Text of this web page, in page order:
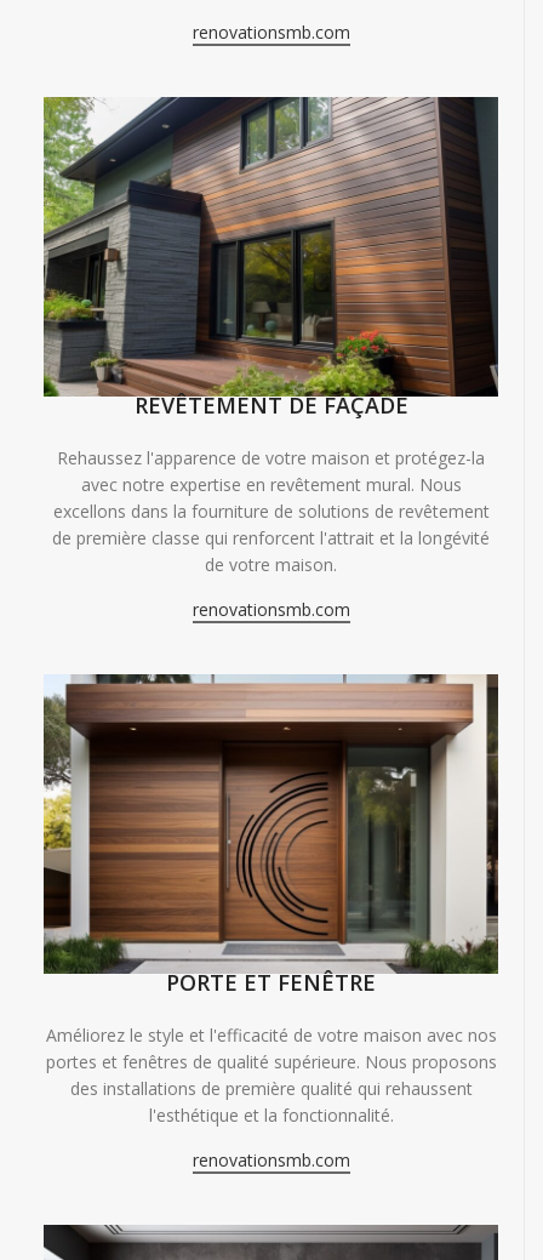
renovationsmb.com
REVÊTEMENT DE FAÇADE
Rehaussez l'apparence de votre maison et protégez-la
avec notre expertise en revêtement mural. Nous
excellons dans la fourniture de solutions de revêtement
de première classe qui renforcent l'attrait et la longévité
de votre maison.
renovationsmb.com
PORTE ET FENÊTRE
Améliorez le style et l'efficacité de votre maison avec nos
portes et fenêtres de qualité supérieure. Nous proposons
des installations de première qualité qui rehaussent
l'esthétique et la fonctionnalité.
renovationsmb.com